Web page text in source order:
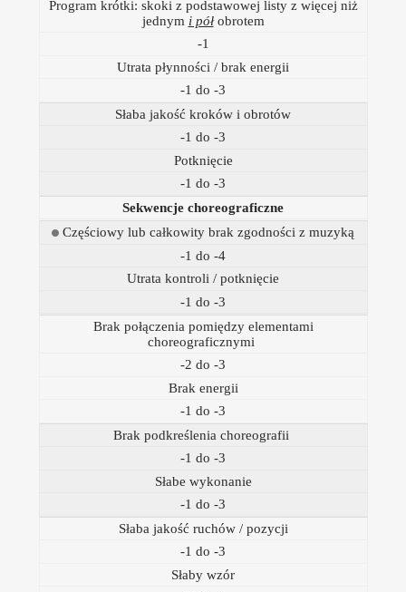
Program krótki: skoki z podstawowej listy z więcej niż
jednym i pół obrotem
-1
Utrata płynności / brak energii
-1 do -3
Słaba jakość kroków i obrotów
-1 do -3
Potknięcie
-1 do -3
Sekwencje choreograficzne
Częściowy lub całkowity brak zgodności z muzyką
-1 do -4
Utrata kontroli / potknięcie
-1 do -3
Brak połączenia pomiędzy elementami
choreograficznymi
-2 do -3
Brak energii
-1 do -3
Brak podkreślenia choreografii
-1 do -3
Słabe wykonanie
-1 do -3
Słaba jakość ruchów / pozycji
-1 do -3
Słaby wzór